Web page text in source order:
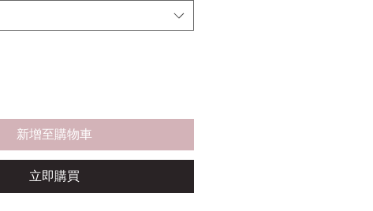
新增至購物車
立即購買